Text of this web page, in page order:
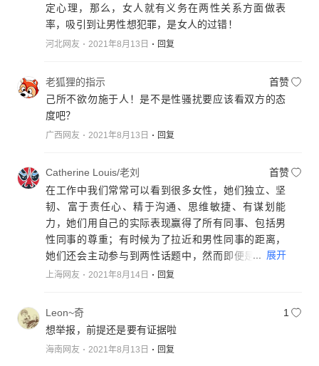
定心理，那么，女人就有义务在两性关系方面做表
率，吸引到让男性想犯罪，是女人的过错！
河北网友 2021年8月13日 回复
老狐狸的指示
首赞
己所不欲勿施于人！是不是性骚扰要应该看双方的态
度吧？
广西网友 2021年8月13日 回复
Catherine Louis/老刘
首赞
在工作中我们常常可以看到很多女性，她们独立、坚
韧、富于责任心、精于沟通、思维敏捷、有谋划能
力，她们用自己的实际表现赢得了所有同事、包括男
性同事的尊重；有时候为了拉近和男性同事的距离，
她们还会主动参与到两性话题中，然而即便是主动参
与、也没有男性会得寸进尺，反而让她们得到越来越
身的能力、表现有关，自尊者人恒尊之、自信者人恒
敬之、自爱者人恒爱之，我国的舆论浪潮已经突破警
戒位了，多宣传点正能量，少在网上纵容戾气。
... 展开
上海网友 2021年8月14日 回复
Leon~奇
1
想举报，前提还是要有证据啦
海南网友 2021年8月13日 回复